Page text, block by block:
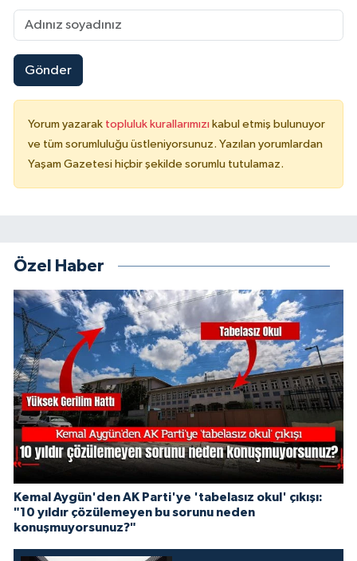
Gönder
Yorum yazarak topluluk kurallarımızı kabul etmiş bulunuyor
ve tüm sorumluluğu üstleniyorsunuz. Yazılan yorumlardan
Yaşam Gazetesi hiçbir şekilde sorumlu tutulamaz.
Özel Haber
Kemal Aygün'den AK Parti'ye 'tabelasız okul' çıkışı:
"10 yıldır çözülemeyen bu sorunu neden
konuşmuyorsunuz?"